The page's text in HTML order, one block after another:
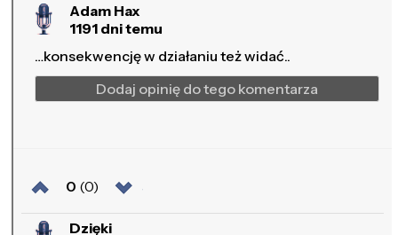
Adam Hax
1191 dni temu
…konsekwencję w działaniu też widać..
Dodaj opinię do tego komentarza
0 (0)
Dzięki